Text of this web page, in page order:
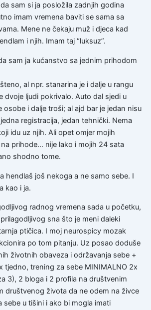
sam si ja posložila zadnjih godina
imam vremena baviti se sama sa
Mene ne čekaju muž i djeca kad
i njih. Imam taj “luksuz”.
sam ja kućanstvo sa jednim prihodom
al npr. stanarina je i dalje u rangu
dvoje ljudi pokrivalo. Auto dal sjedi u
osobe i dalje troši; al ajd bar je jedan nisu
registracija, jedan tehnički. Nema
idu uz njih. Ali opet omjer mojih
prihode… nije lako i mojih 24 sata
shodno tome.
hendlaš još nekoga a ne samo sebe. I
kao i ja.
radnog vremena sada u početku,
sna što je meni daleki
ptičica. I moj neurospicy mozak
po tom pitanju. Uz posao doduše
životnih obaveza i održavanja sebe +
tjedno, trening za sebe MINIMALNO 2x
3), 2 bloga i 2 profila na društvenim
društvenog života da ne odem na živce
sebe u tišini i ako bi mogla imati